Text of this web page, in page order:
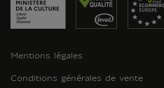
Mentions légales
Conditions générales de vente